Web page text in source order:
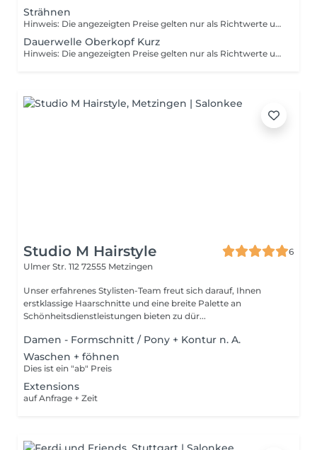
Strähnen
Hinweis: Die angezeigten Preise gelten nur als Richtwerte und können sich je nach Art, Dauer und Komplexität der Dienstleistung, welche Ihnen vor Ort angeboten wird, ändern.
Dauerwelle Oberkopf Kurz
Hinweis: Die angezeigten Preise gelten nur als Richtwerte und können sich je nach Art, Dauer und Komplexität der Dienstleistung, welche Ihnen vor Ort angeboten wird, ändern.
Studio M Hairstyle
6
Ulmer Str. 112 72555 Metzingen
Unser erfahrenes Stylisten-Team freut sich darauf, Ihnen
erstklassige Haarschnitte und eine breite Palette an
Schönheitsdienstleistungen bieten zu dür...
Damen - Formschnitt / Pony + Kontur n. A.
Waschen + föhnen
Dies ist ein "ab" Preis
Extensions
auf Anfrage + Zeit